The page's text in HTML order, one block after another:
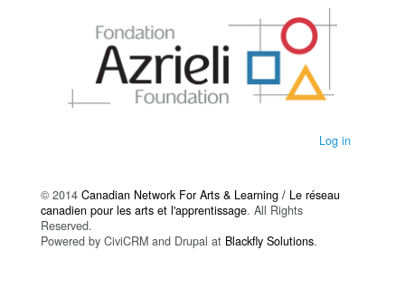
Log in
© 2014 Canadian Network For Arts & Learning / Le réseau
canadien pour les arts et l'apprentissage. All Rights
Reserved.
Powered by CiviCRM and Drupal at Blackfly Solutions.